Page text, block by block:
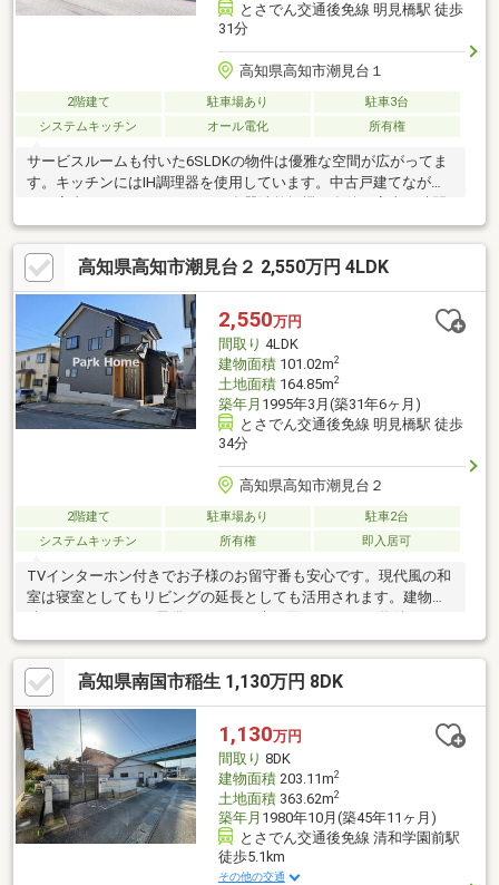
とさでん交通後免線 明見橋駅 徒歩
31分
高知県高知市潮見台１
2階建て 駐車場あり
駐車3台
システムキッチン
オール電化 所有権
サービスルームも付いた6SLDKの物件は優雅な空間が広がってま
す。キッチンにはIH調理器を使用しています。中古戸建てなが
短縮に役立ちます。周辺のバス停は近いほど便利です。こちらは
バス停から徒歩3分以内。フローリングは木のぬくもりが感じられ
るため住み心地も良好。来訪者の顔が確認できる、安心のTVイン
ターホン付きです。
高知県高知市潮見台２ 2,550万円 4LDK
2,550万円
間取り 4LDK
建物面積101.02m2
土地面積164.85m2
築年月 1995年3月(築31年6ヶ月)
とさでん交通後免線 明見橋駅 徒歩
34分
高知県高知市潮見台２
2階建て 駐車場あり
駐車2台
システムキッチン
所有権 即入居可
TVインターホン付きでお子様のお留守番も安心です。現代風の和
室は寝室としてもリビングの延長としても活用されます。建物面
積は101.02㎡です。子供がのびのび走り回れる4LDKの物件はこち
らです。お子様のいるご家庭にもお勧め。伸び伸びと生活できる
中古戸建て物件がコチラです。使い勝手が良いシステムキッチン
がある物件です。全居室6帖以上ですので、開放感のある演出がで
きます。
高知県南国市稲生 1,130万円 8DK
1,130万円
間取り 8DK
建物面積203.11m2
土地面積363.62m2
築年月 1980年10月(築45年11ヶ月)
とさでん交通後免線 清和学園前駅
徒歩5.1km
その他の交通